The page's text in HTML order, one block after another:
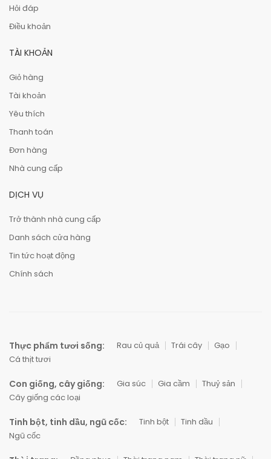
Hỏi đáp
Điều khoản
TÀI KHOẢN
Giỏ hàng
Tài khoản
Yêu thích
Thanh toán
Đơn hàng
Nhà cung cấp
DỊCH VỤ
Trở thành nhà cung cấp
Danh sách cửa hàng
Tin tức hoạt động
Chính sách
Thực phẩm tươi sống: Rau củ quả Trái cây
Gạo
Cá thịt tươi
Con giống, cây giống: Gia súc Gia cầm
Thuỷ sản
Cây giống các loại
Tinh bột, tinh dầu, ngũ cốc: Tinh bột
Tinh dầu
Ngũ cốc